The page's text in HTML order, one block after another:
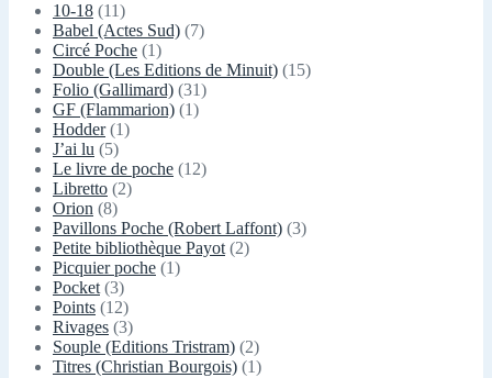
10-18 (11)
Babel (Actes Sud) (7)
Circé Poche (1)
Double (Les Editions de Minuit) (15)
Folio (Gallimard) (31)
GF (Flammarion) (1)
Hodder(1)
J’ai lu (5)
Le livre de poche (12)
Libretto (2)
Orion (8)
Pavillons Poche (Robert Laffont) (3)
Petite bibliothèque Payot (2)
Picquier poche (1)
Pocket (3)
Points (12)
Rivages (3)
Souple (Editions Tristram) (2)
Titres (Christian Bourgois) (1)